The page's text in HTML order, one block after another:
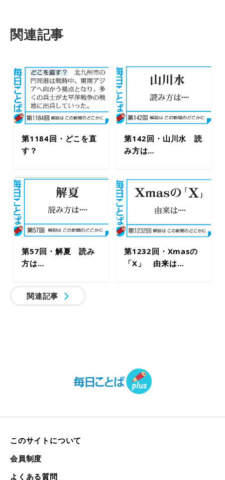
関連記事
第1184回・どこを直
す？
第142回・山川水 読
み方は…
第57回・解夏 読み
方は…
第1232回・Xmasの
「X」 由来は…
関連記事
このサイトについて
会員制度
よくある質問